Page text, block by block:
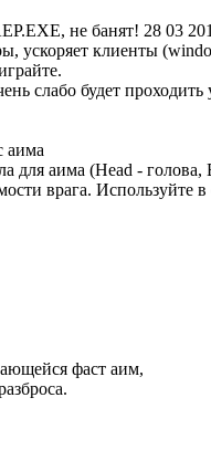
не банят! 28 03
ускоряет клиенты
слабо будет
аима
для аима (Head - голова,
врага. Используйте
фаст аим,